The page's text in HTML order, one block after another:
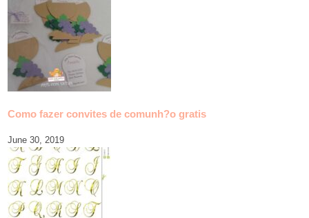
Como fazer convites de comunh?o gratis
June 30, 2019